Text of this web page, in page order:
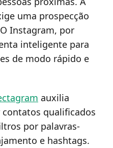
uma prospecção
Instagram, por
inteligente para
de modo rápido e
auxilia
qualificados
por palavras-
e hashtags.